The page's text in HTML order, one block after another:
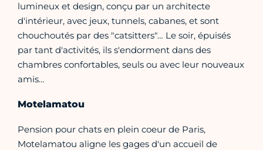
lumineux et design, conçu par un architecte
d'intérieur, avec jeux, tunnels, cabanes, et sont
chouchoutés par des "catsitters"… Le soir, épuisés
par tant d'activités, ils s'endorment dans des
chambres confortables, seuls ou avec leur nouveaux
amis…
Motelamatou
Pension pour chats en plein coeur de Paris,
Motelamatou aligne les gages d'un accueil de